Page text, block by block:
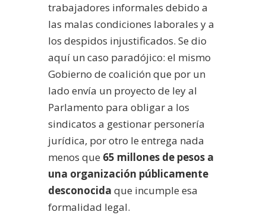
trabajadores informales debido a
las malas condiciones laborales y a
los despidos injustificados. Se dio
aquí un caso paradójico: el mismo
Gobierno de coalición que por un
lado envía un proyecto de ley al
Parlamento para obligar a los
sindicatos a gestionar personería
jurídica, por otro le entrega nada
menos que 65 millones de pesos a
una organización públicamente
desconocida que incumple esa
formalidad legal.